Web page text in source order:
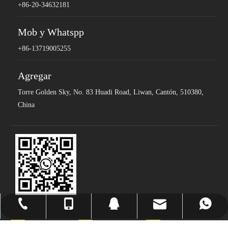
+86-20-34632181
Mob y Whatspp
+86-13719005255
Agregar
Torre Golden Sky, No. 83 Huadi Road, Liwan, Cantón, 510380,
China
+86-20-22105997
+86-13719005255
2264186188
Sales@topmedi.com
+86-13719005255